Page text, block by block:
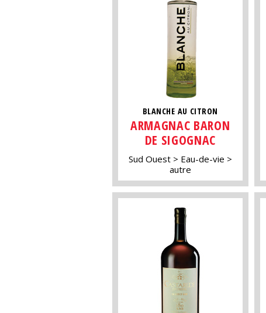
BLANCHE AU CITRON
ARMAGNAC BARON
DE SIGOGNAC
Sud Ouest
Eau-de-vie
autre